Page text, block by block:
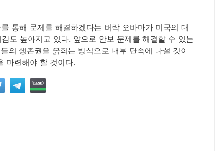
통해 문제를 해결하겠다는 버락 오바마가 미국의 대
도 높아지고 있다. 앞으로 안보 문제를 해결할 수 있는
의 생존권을 옭죄는 방식으로 내부 단속에 나설 것이
마련해야 할 것이다.